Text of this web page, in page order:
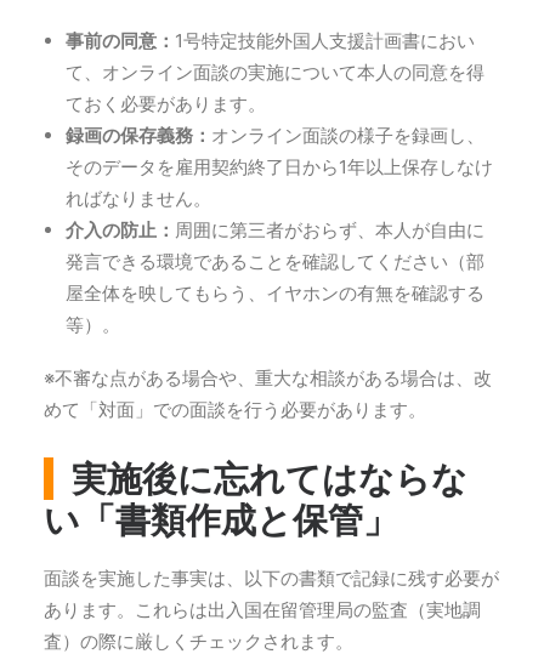
事前の同意： 1号特定技能外国人支援計画書におい
て、オンライン面談の実施について本人の同意を得
ておく必要があります。
録画の保存義務： オンライン面談の様子を録画し、
そのデータを雇用契約終了日から1年以上保存しなけ
ればなりません。
介入の防止： 周囲に第三者がおらず、本人が自由に
発言できる環境であることを確認してください（部
屋全体を映してもらう、イヤホンの有無を確認する
等）。
※不審な点がある場合や、重大な相談がある場合は、改
めて「対面」での面談を行う必要があります。
実施後に忘れてはならな
い「書類作成と保管」
面談を実施した事実は、以下の書類で記録に残す必要が
あります。これらは出入国在留管理局の監査（実地調
査）の際に厳しくチェックされます。